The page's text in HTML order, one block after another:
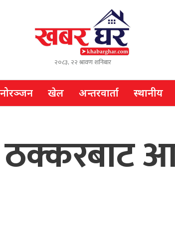
२०८३, २२ श्रावण शनिबार
खेल अन्तरवार्ता स्थानीय